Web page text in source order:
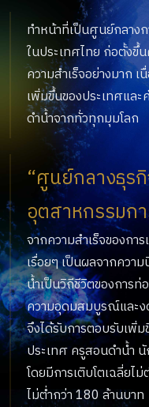
ทำหน้าที่เป็นศูนย์กลาง
ในประเทศไทย ก่อตั้งขึ้
ความสำเร็จอย่างมาก
เพิ่มขึ้นของประเทศแล
ดำน้ำจากทั่วทุกมุมโลก
“ศูนย์กลางธุร
อุตสาหกรรมก
จากความสำเร็จของกา
เรื่อยๆ เป็นผลจากควา
น้ำเป็นวิถีชีวิตของการ
ความอุดมสมบูรณ์และง
จึงได้รับการตอบรับเพิ่
ประเทศ ครูสอนดำน้ำ
โดยมีการเติบโตเฉลี่ยไ
ไม่ต่ำกว่า 180 ล้านบาท